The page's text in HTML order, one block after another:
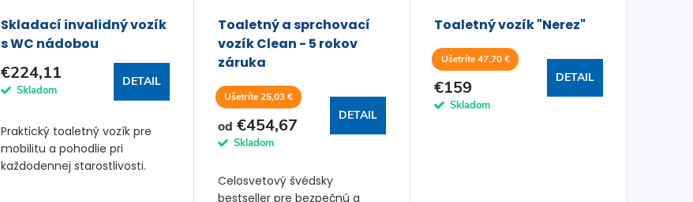
Skladací invalidný vozík
s WC nádobou
€224,11
Skladom
DETAIL
Praktický toaletný vozík pre
mobilitu a pohodlie pri
každodennej starostlivosti.
Toaletný a sprchovací
vozík Clean - 5 rokov
záruka
Ušetríte 25,03 €
od €454,67
Skladom
DETAIL
Celosvetový švédsky
bestseller pre bezpečnú a
Toaletný vozík "Nerez"
Ušetríte 47,70 €
€159
Skladom
DETAIL